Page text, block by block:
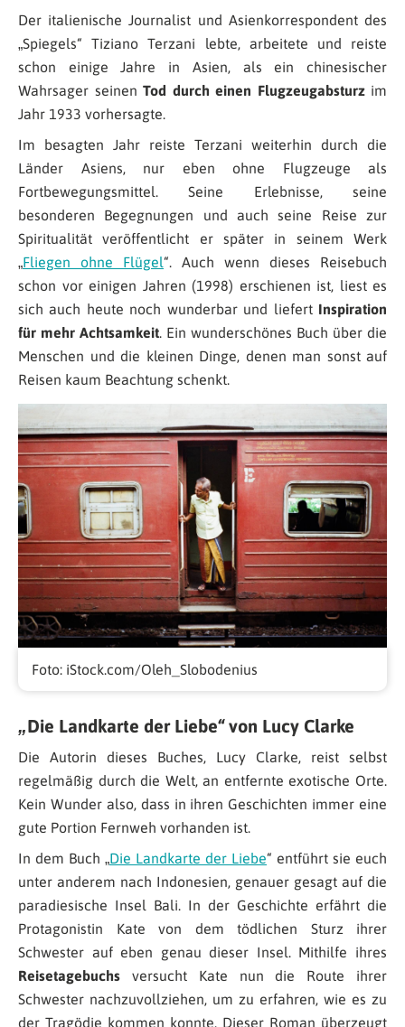
Der italienische Journalist und Asienkorrespondent des
„Spiegels“ Tiziano Terzani lebte, arbeitete und reiste
schon einige Jahre in Asien, als ein chinesischer
Wahrsager seinen Tod durch einen Flugzeugabsturzim
Jahr 1933 vorhersagte.
Im besagten Jahr reiste Terzani weiterhin durch die
Länder Asiens, nur eben ohne Flugzeuge als
Fortbewegungsmittel. Seine Erlebnisse, seine
besonderen Begegnungen und auch seine Reise zur
Spiritualität veröffentlicht er später in seinem Werk
„Fliegen ohne Flügel“. Auch wenn dieses Reisebuch
schon vor einigen Jahren (1998) erschienen ist, liest es
sich auch heute noch wunderbar und liefert Inspiration
für mehr Achtsamkeit. Ein wunderschönes Buch über die
Menschen und die kleinen Dinge, denen man sonst auf
Reisen kaum Beachtung schenkt.
Foto: iStock.com/Oleh_Slobodenius
„Die Landkarte der Liebe“ von Lucy Clarke
Die Autorin dieses Buches, Lucy Clarke, reist selbst
regelmäßig durch die Welt, an entfernte exotische Orte.
Kein Wunder also, dass in ihren Geschichten immer eine
gute Portion Fernweh vorhanden ist.
In dem Buch „Die Landkarte der Liebe“ entführt sie euch
unter anderem nach Indonesien, genauer gesagt auf die
paradiesische Insel Bali. In der Geschichte erfährt die
Protagonistin Kate von dem tödlichen Sturz ihrer
Schwester auf eben genau dieser Insel. Mithilfe ihres
Reisetagebuchs versucht Kate nun die Route ihrer
Schwester nachzuvollziehen, um zu erfahren, wie es zu
der Tragödie kommen konnte. Dieser Roman überzeugt